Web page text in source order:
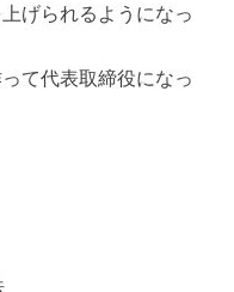
げられるようになっ
て代表取締役になっ